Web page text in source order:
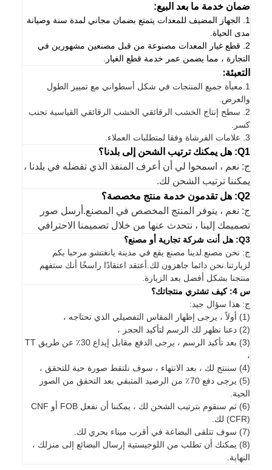
ضمان خدمة ما بعد البيع:
1. الجهاز المضيف للمعدات يتمتع بضمان مجاني لمدة سنة وصيانة
مدى الحياة.
2. قطع غيار المعدات مصنوعة من قبل مصنعين مشهورين في
التجارة ، مما يضمن عمر خدمة قطع الغيار.
التعبئة:
1. معبأة جميع المنتجات في شكل أسطواني مع تمييز الطول
والعرض.
2. سطح إنتاج الخشب الرقائقي الخشب الرقائقي القياسية تجنب
كسر.
3. علامات الفرشاة وفقا لمتطلبات العملاء.
Q1: هل يمكنك ترتيب الشحن إلى بلدنا؟
ج: نعم ، اسمحوا لي أن أعرف المنفذ الذي تفضله في بلدنا ،
يمكننا ترتيب الشحن لك.
Q2: هل تقدمون خدمة منتج مخصصة؟
ج: نعم ، يتوفر المنتج المخصص في المصنع.أرسل صور
تصميمك إلينا ، نتحدث عنها من خلال تصميمنا الاحترافي
Q3: هل أنت شركة تجارية أو مصنع؟
ج: نحن مصنع.لدينا مصنع يقع في مدينة يانغتشو.مرحبا بكم
لزيارتنا.نحن دائما جاهزون لك.أعتقد اعتقادًا راسخًا أنك ستفهم
منتجنا بشكل أفضل بعد الزيارة.
س 4: كيف تشتري منتجاتك؟
ج: هذا سؤال جيد:
(1) أولاً ، يرجى إظهار المقاس التفصيلي الذي تحتاجه ،
(2) دعنا نظهر لك الرسم لتأكيد الحجز ،
(3) بعد تأكيد الرسم ، يرجى الدفع مقابل إيداع 30٪ عن طريق TT
،
(4) سننتج لك ، بعد الانتهاء ، سوف نلتقط صورة حية للتحقق ،
(5) يرجى دفع 70٪ من الرصيد المتبقي بعد التحقق من الصور
الحية.
(6) ثم سنقوم بترتيب الشحن لك ، يمكننا أن نفعل FOB أو CNF
(CFR) لك.
(7) سوف تتلقى البضاعة في أقرب ميناء بحري لك.
(8) يمكنك أن تطلب من اللوجيستية إرسال البضائع إلى منزلك ،
النهاية.